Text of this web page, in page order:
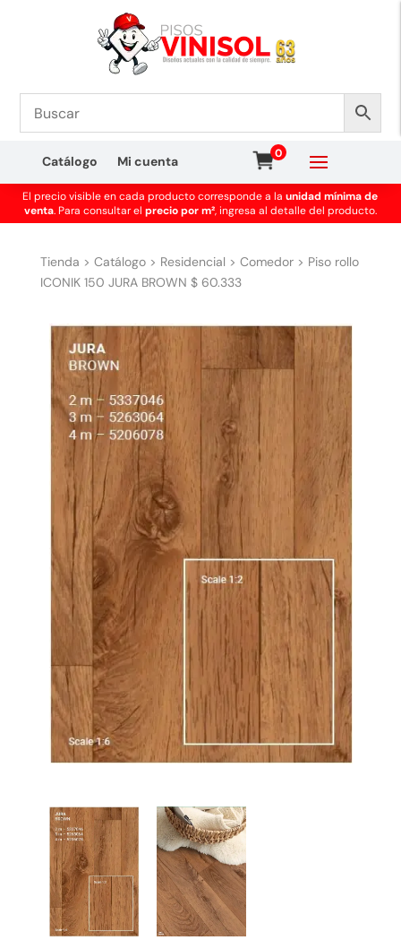
Catálogo Mi cuenta
0
El precio visible en cada producto corresponde a launidad mínima de
venta. Para consultar el precio por m², ingresa al detalle del producto.
Tienda > Catálogo> Residencial > Comedor> Piso rollo
ICONIK 150 JURA BROWN $ 60.333